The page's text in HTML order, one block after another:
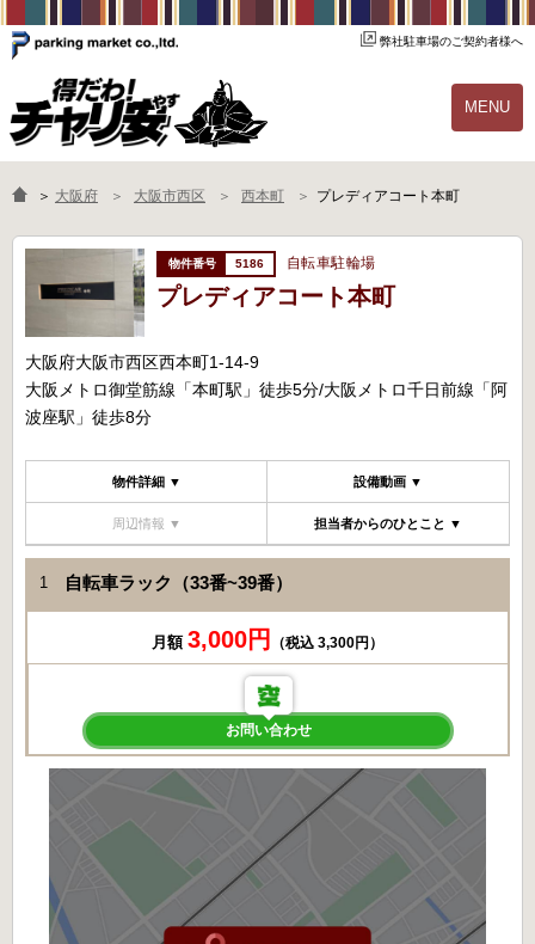
弊社駐車場のご契約者様へ
MENU
物件一覧 ご契約の流れ
よくあるご質問 駐輪場オーナー様へ
＞ 大阪府 大阪市西区 西本町 プレディアコート本町
5186 自転車駐輪場
プレディアコート本町
大阪府大阪市西区西本町1-14-9
大阪メトロ御堂筋線「本町駅」徒歩5分/大阪メトロ千日前線「阿
波座駅」徒歩8分
物件詳細 ▼ 設備動画 ▼
周辺情報 ▼ 担当者からのひとこと ▼
1 自転車ラック（33番~39番）
月額 3,000円 （税込 3,300円）
お問い合わせ